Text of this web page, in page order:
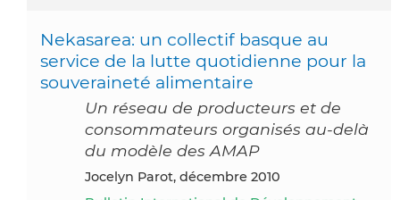
Nekasarea: un collectif basque au
service de la lutte quotidienne pour la
souveraineté alimentaire
Un réseau de producteurs et de
consommateurs organisés au-delà
du modèle des AMAP
Jocelyn Parot, décembre 2010